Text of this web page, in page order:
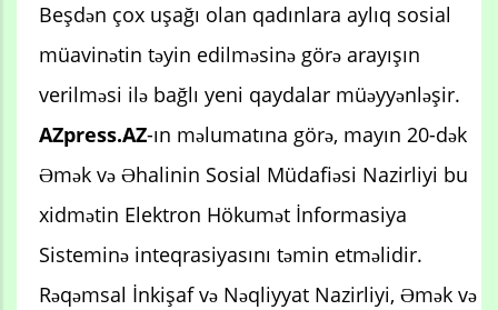
Beşdən çox uşağı olan qadınlara aylıq sosial
müavinətin təyin edilməsinə görə arayışın
verilməsi ilə bağlı yeni qaydalar müəyyənləşir.
AZpress.AZ-ın məlumatına görə, mayın 20-dək
Əmək və Əhalinin Sosial Müdafiəsi Nazirliyi bu
xidmətin Elektron Hökumət İnformasiya
Sisteminə inteqrasiyasını təmin etməlidir.
Rəqəmsal İnkişaf və Nəqliyyat Nazirliyi, Əmək və